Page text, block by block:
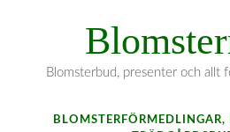
Blomsterbud, presenter och allt
BLOMSTERFÖRMEDLINGAR,